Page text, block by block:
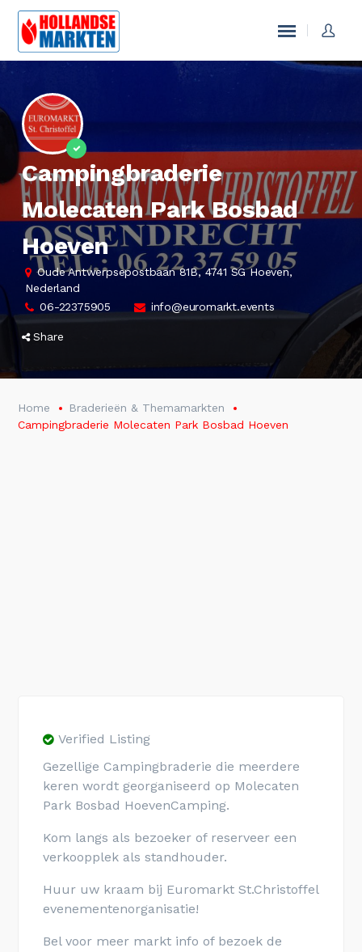
Campingbraderie
Molecaten Park Bosbad
Hoeven
Oude Antwerpsepostbaan 81B, 4741 SG Hoeven,
Nederland
06-22375905
info@euromarkt.events
Share
Home
Braderieën & Themamarkten
Campingbraderie Molecaten Park Bosbad Hoeven
Verified Listing
Gezellige Campingbraderie die meerdere
keren wordt georganiseerd op Molecaten
Park Bosbad HoevenCamping.
Kom langs als bezoeker of reserveer een
verkoopplek als standhouder.
Huur uw kraam bij Euromarkt St.Christoffel
evenementenorganisatie!
Bel voor meer markt info of bezoek de